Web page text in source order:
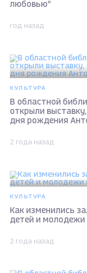
любовью"
год назад
КУЛЬТУРА
В областной
открыли
дня рождения
2 года назад
КУЛЬТУРА
Как изменились
детей и молодежи
2 года назад